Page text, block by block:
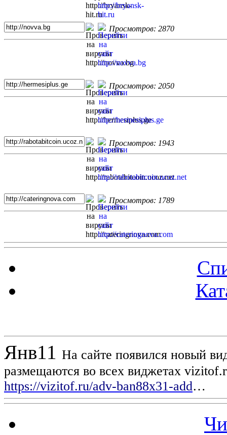
Просмотров: 2870
Просмотров: 2050
Просмотров: 1943
Просмотров: 1789
Янв11 На сайте появился новый
размещаются во всех виджетах
https://vizitof.ru/adv-ban88x31-add…